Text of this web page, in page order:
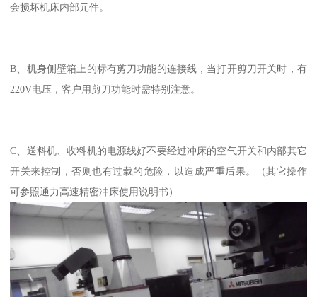
会损坏机床内部元件。
B、机身侧壁箱上的标有剪刀功能的连接线，当打开剪刀开关时，有
220V电压，客户用剪刀功能时需特别注意。
C、送料机、收料机的电源线好不要经过冲床的空气开关和内部其它
开关来控制，否则也有过载的危险，以造成严重后果。（其它操作
可参照通力高速精密冲床使用说明书）